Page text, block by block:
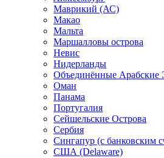
Маврикий (АС)
Макао
Мальта
Маршалловы острова
Нeвис
Нидерланды
Объединённые Арабские
Оман
Панама
Португалия
Сейшельские Острова
Сербия
Сингапур (c банковским
США (Delaware)